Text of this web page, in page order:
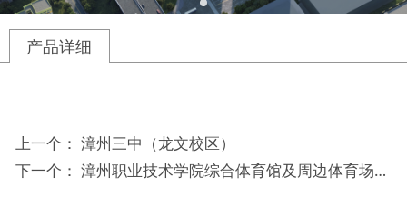
产品详细
上一个： 漳州三中（龙文校区）
下一个： 漳州职业技术学院综合体育馆及周边体育场地项目